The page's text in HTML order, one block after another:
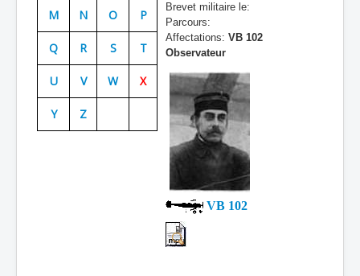
Doctrines
Batailles
Les As
Cahiers des As
M N O P
Q R S T
U V W X
Y Z
Brevet militaire le:
Parcours:
Affectations: VB 102
Observateur
VB 102